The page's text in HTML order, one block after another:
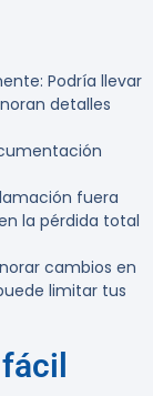
: Podría llevar
detalles
fuera
la pérdida total
cambios en
limitar tus